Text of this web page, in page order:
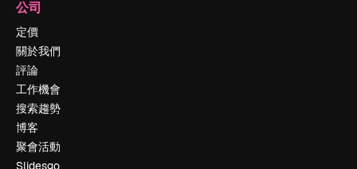
公司
定價
關於我們
評論
工作機會
搜索趨勢
博客
聚會活動
Slidesgo